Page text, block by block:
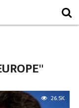
26.5K